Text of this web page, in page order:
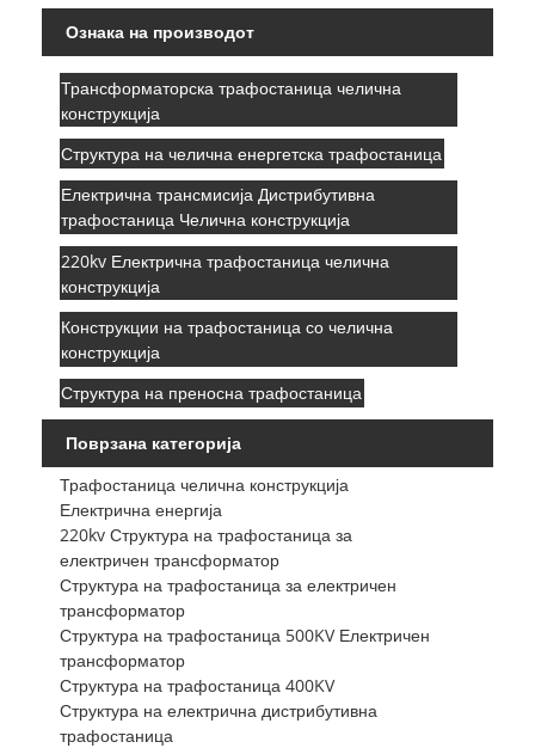
Ознака на производот
Трансформаторска трафостаница челична
конструкција
Структура на челична енергетска трафостаница
Електрична трансмисија Дистрибутивна
трафостаница Челична конструкција
220kv Електрична трафостаница челична
конструкција
Конструкции на трафостаница со челична
конструкција
Структура на преносна трафостаница
Поврзана категорија
Трафостаница челична конструкција
Електрична енергија
220kv Структура на трафостаница за
електричен трансформатор
Структура на трафостаница за електричен
трансформатор
Структура на трафостаница 500KV Електричен
трансформатор
Структура на трафостаница 400KV
Структура на електрична дистрибутивна
трафостаница